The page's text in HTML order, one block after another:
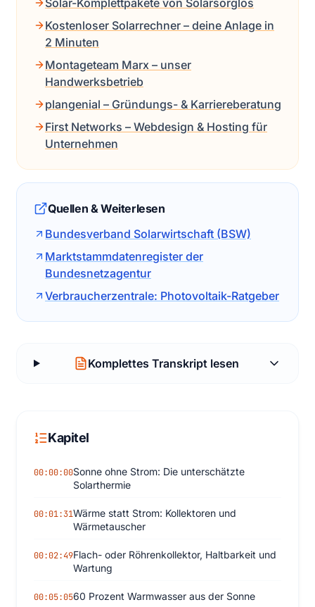
Solar-Komplettpakete von Solarsorglos
Kostenloser Solarrechner – deine Anlage in
2 Minuten
Montageteam Marx – unser
Handwerksbetrieb
plangenial – Gründungs- & Karriereberatung
First Networks – Webdesign & Hosting für
Unternehmen
Quellen & Weiterlesen
Bundesverband Solarwirtschaft (BSW)
Marktstammdatenregister der
Bundesnetzagentur
Verbraucherzentrale: Photovoltaik-Ratgeber
Komplettes Transkript lesen
Kapitel
00:00:00Sonne ohne Strom: Die unterschätzte
Solarthermie
00:01:31Wärme statt Strom: Kollektoren und
Wärmetauscher
00:02:49Flach- oder Röhrenkollektor, Haltbarkeit und
Wartung
00:05:0560 Prozent Warmwasser aus der Sonne